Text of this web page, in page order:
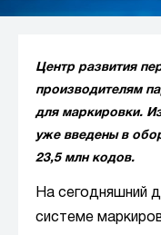
Центр развития
производителям
для маркировки.
уже введены в
23,5 млн кодов.
На сегодняшний
системе